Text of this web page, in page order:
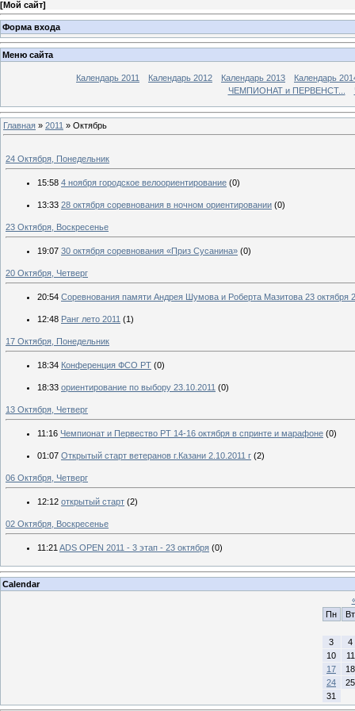
[Мой сайт]
Форма входа
Меню сайта
Календарь 2011 Календарь 2012 Календарь 2013
Календарь
ЧЕМПИОНАТ и ПЕРВЕНСТ...
Главная » 2011 » Октябрь
24 Октября, Понедельник
15:58 4 ноября городское велоориентирование (0)
13:33 28 октября соревнования в ночном ориентировании (0)
23 Октября, Воскресенье
19:07 30 октября соревнования «Приз Сусанина» (0)
20 Октября, Четверг
20:54 Соревнования памяти Андрея Шумова и Роберта Мазитова 23 октября
12:48 Ранг лето 2011 (1)
17 Октября, Понедельник
18:34 Конференция ФСО РТ (0)
18:33 ориентирование по выбору 23.10.2011 (0)
13 Октября, Четверг
11:16 Чемпионат и Первество РТ 14-16 октября в спринте и марафоне (0)
01:07 Открытый старт ветеранов г.Казани 2.10.2011 г (2)
06 Октября, Четверг
12:12 открытый старт (2)
02 Октября, Воскресенье
11:21 ADS OPEN 2011 - 3 этап - 23 октября (0)
Calendar
Пн
Вт
3
4
10
11
17
18
24
25
31